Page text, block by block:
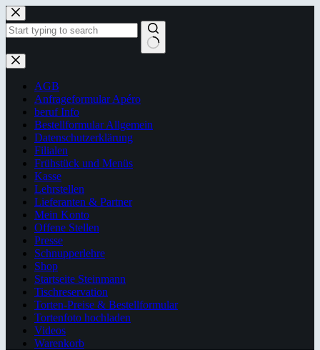
Zum
Inhalt
springen
Keine
Ergebnisse
AGB
Anfrageformular Apéro
beruf Info
Bestellformular Allgemein
Datenschutzerklärung
Filialen
Frühstück und Menüs
Kasse
Lehrstellen
Lieferanten & Partner
Mein Konto
Offene Stellen
Presse
Schnupperlehre
Shop
Startseite Steinmann
Tischreservation
Torten-Preise & Bestellformular
Tortenfoto hochladen
Videos
Warenkorb